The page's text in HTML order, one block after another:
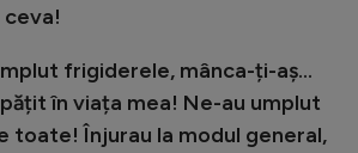
ceva!
frigiderele, mânca-ți-aș...
în viața mea! Ne-au umplut
toate! Înjurau la modul general,